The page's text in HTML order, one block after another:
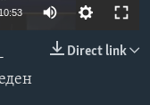
Direct link